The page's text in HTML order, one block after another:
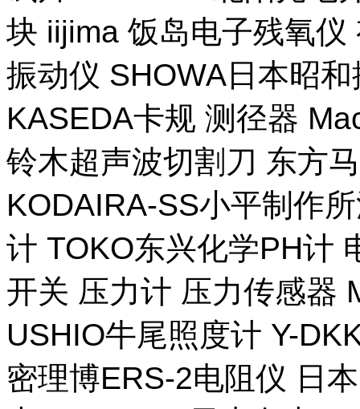
块 iijima 饭岛电子残氧
振动仪 SHOWA日本昭
KASEDA卡规 测径器
铃木超声波切割刀 东方
KODAIRA-SS小平制作
计 TOKO东兴化学PH计
开关 压力计 压力传感器
USHIO牛尾照度计 Y-
密理博ERS-2电阻仪 日